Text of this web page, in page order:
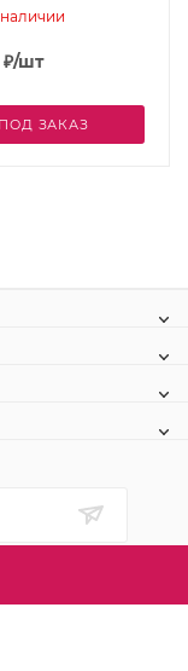
₽/шт
ПОД ЗАКАЗ